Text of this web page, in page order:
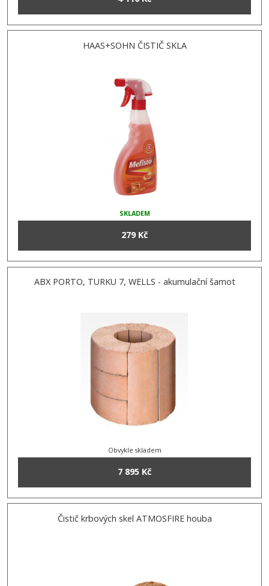
HAAS+SOHN ČISTIČ SKLA
SKLADEM
279 Kč
ABX PORTO, TURKU 7, WELLS - akumulační šamot
Obvykle skladem
7 895 Kč
Čistič krbových skel ATMOSFIRE houba